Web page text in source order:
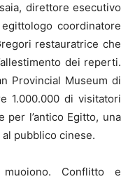
direttore esecutivo
coordinatore
restauratrice che
dei reperti.
Provincial Museum di
1.000.000 di visitatori
per l’antico Egitto, una
pubblico cinese.
Conflitto e